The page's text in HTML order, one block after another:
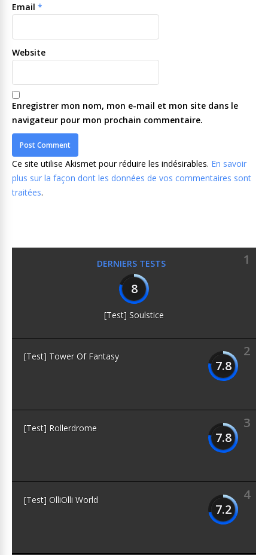
Email *
Website
Enregistrer mon nom, mon e-mail et mon site dans le
navigateur pour mon prochain commentaire.
Ce site utilise Akismet pour réduire les indésirables. En savoir
plus sur la façon dont les données de vos commentaires sont
traitées.
DERNIERS TESTS
1
8
[Test] Soulstice
2
7.8
[Test] Tower Of Fantasy
3
7.8
[Test] Rollerdrome
4
7.2
[Test] OlliOlli World